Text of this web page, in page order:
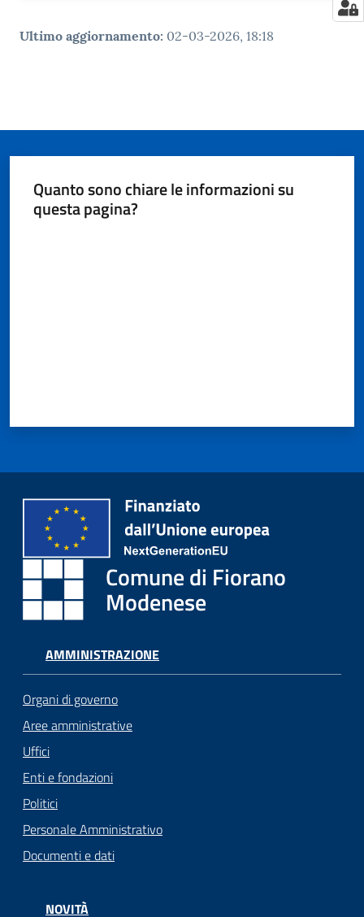
Ultimo aggiornamento: 02-03-2026, 18:18
Quanto sono chiare le informazioni su
questa pagina?
Comune di Fiorano
Modenese
AMMINISTRAZIONE
Organi di governo
Aree amministrative
Uffici
Enti e fondazioni
Politici
Personale Amministrativo
Documenti e dati
NOVITÀ